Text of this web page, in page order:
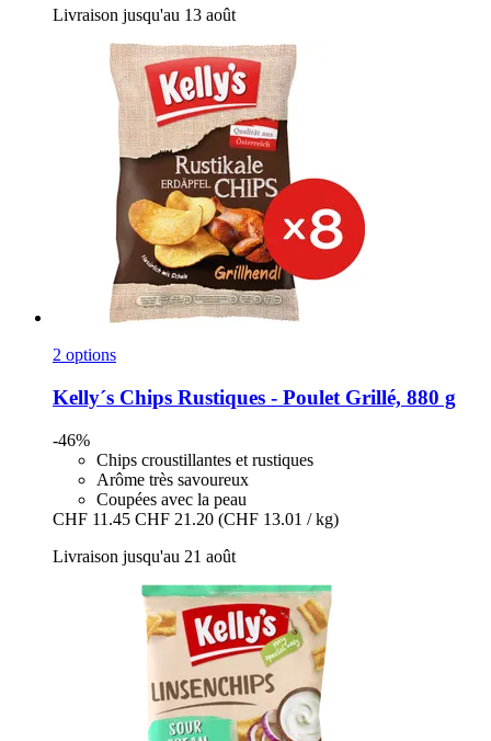
Livraison jusqu'au 13 août
2 options
Kelly´s Chips Rustiques -​ Poulet Grillé, 880 g
-46%
Chips croustillantes et rustiques
Arôme très savoureux
Coupées avec la peau
CHF 11.45 CHF 21.20 (CHF 13.01 / kg)
Livraison jusqu'au 21 août